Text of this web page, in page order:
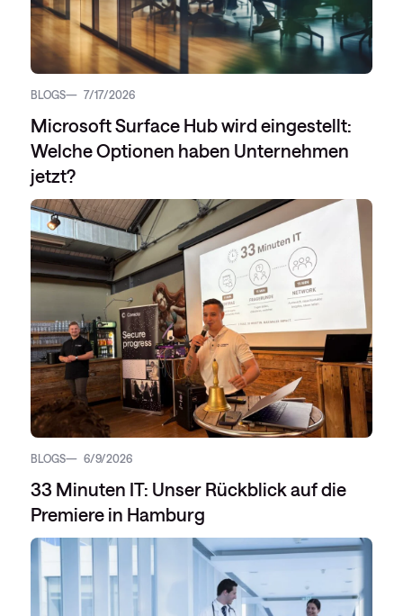
BLOGS 7/17/2026
Microsoft Surface Hub wird eingestellt:
Welche Optionen haben Unternehmen
jetzt?
BLOGS 6/9/2026
33 Minuten IT: Unser Rückblick auf die
Premiere in Hamburg